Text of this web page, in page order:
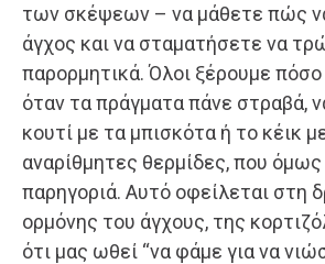
των σκέψεων – να μάθετε πώς
άγχος και να σταματήσετε να
παρορμητικά. Όλοι ξέρουμε πόσο
όταν τα πράγματα πάνε στραβά,
κουτί με τα μπισκότα ή το κέικ
αναρίθμητες θερμίδες, που
παρηγοριά. Αυτό οφείλεται στη
ορμόνης του άγχους, της
ότι μας ωθεί “να φάμε για να